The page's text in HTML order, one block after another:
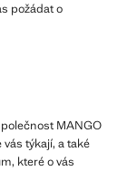
požádat o
MANGO
týkají, a také
které o vás